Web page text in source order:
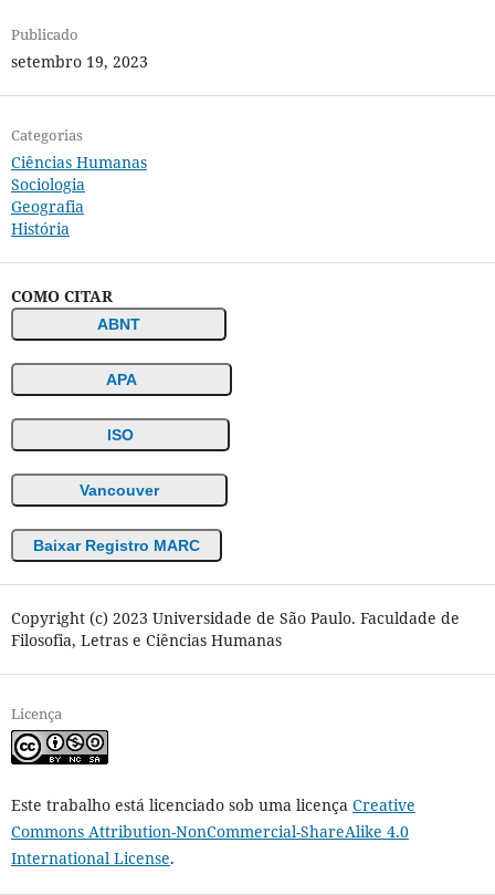
Publicado
setembro 19, 2023
Categorias
Ciências Humanas
Sociologia
Geografia
História
COMO CITAR
ABNT
APA
ISO
Vancouver
Baixar Registro MARC
Copyright (c) 2023 Universidade de São Paulo. Faculdade de
Filosofia, Letras e Ciências Humanas
Licença
Este trabalho está licenciado sob uma licença Creative
Commons Attribution-NonCommercial-ShareAlike 4.0
International License.